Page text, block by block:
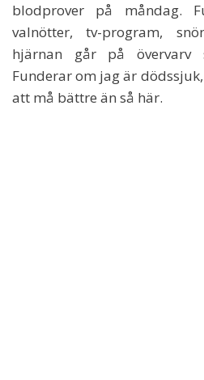
blodprover på måndag.
valnötter, tv-program,
hjärnan går på
Funderar om jag är
att må bättre än så här.